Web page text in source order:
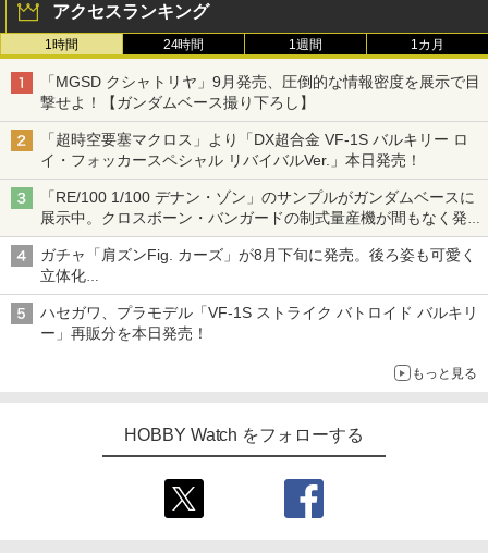
アクセスランキング
1時間 24時間 1週間 1カ月
「MGSD クシャトリヤ」9月発売、圧倒的な情報密度を展示で目
撃せよ！【ガンダムベース撮り下ろし】
「超時空要塞マクロス」より「DX超合金 VF-1S バルキリー ロ
イ・フォッカースペシャル リバイバルVer.」本日発売！
「RE/100 1/100 デナン・ゾン」のサンプルがガンダムベースに
展示中。クロスボーン・バンガードの制式量産機が間もなく発送
【ガンダムベース撮り下ろし】
ガチャ「肩ズンFig. カーズ」が8月下旬に発売。後ろ姿も可愛く
立体化
ライトニング・マックィーンやメーターなど4種がラインナップ
ハセガワ、プラモデル「VF-1S ストライク バトロイド バルキリ
ー」再販分を本日発売！
もっと見る
HOBBY Watch をフォローする